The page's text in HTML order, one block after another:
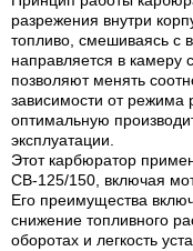
разрежения внутри
топливо, смешиваясь с
направляется в камеру
позволяют менять
зависимости от режима
оптимальную
эксплуатации.
Этот карбюратор
СВ-125/150, включая
Его преимущества
снижение топливного
оборотах и легкость